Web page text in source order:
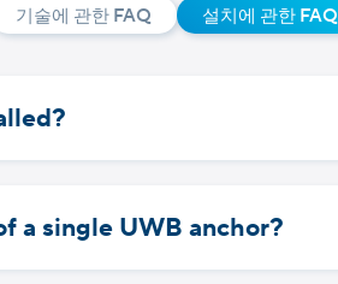
기술에 관한 FAQ 설치에 관한 FAQ
a single UWB anchor?